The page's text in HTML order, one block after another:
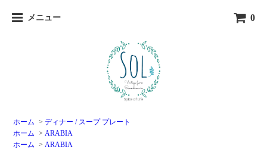
メニュー 0
ホーム >ディナー / スープ プレート
ホーム > ARABIA
ホーム > ARABIA